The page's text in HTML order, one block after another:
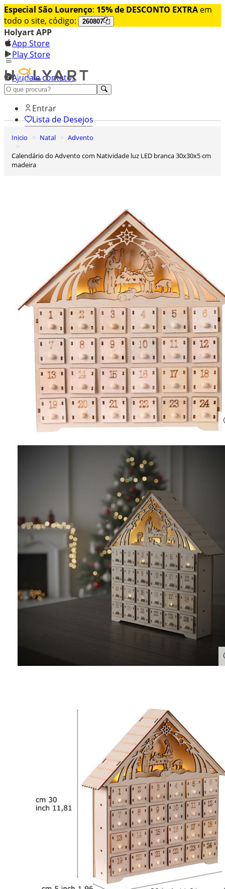
Especial São Lourenço: 15% de DESCONTO EXTRA em
todo o site, código:
260807
Holyart APP
App Store
Play Store
Ajuda e contatos
Conheça premium
Entrar
Lista de Desejos
Inicio Natal
Advento
Calendário do Advento com Natividade luz LED branca 30x30x5 cm
madeira